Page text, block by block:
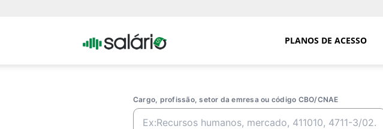
Portal PLANOS DE ACESSO
Cargo, profissão, setor da emresa ou código CBO/CNAE